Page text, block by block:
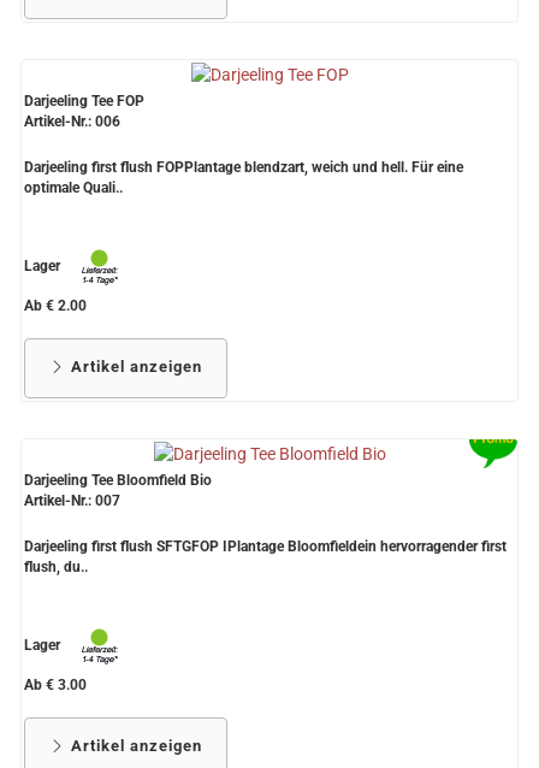
Darjeeling Tee FOP
Artikel-Nr.: 006
Darjeeling first flush FOPPlantage blendzart, weich und hell. Für eine
optimale Quali..
Lager
Ab € 2.00
Artikel anzeigen
Darjeeling Tee Bloomfield Bio
Artikel-Nr.: 007
Darjeeling first flush SFTGFOP IPlantage Bloomfieldein hervorragender first
flush, du..
Lager
Ab € 3.00
Artikel anzeigen